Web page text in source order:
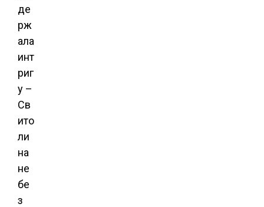
де
рж
ала
инт
риг
у –
Св
ито
ли
на
не
бе
з